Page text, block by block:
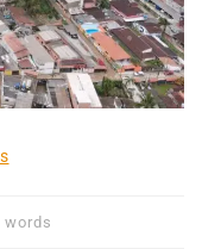
words